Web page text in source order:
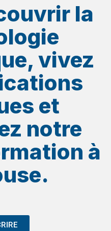
la
vivez
et
notre
à